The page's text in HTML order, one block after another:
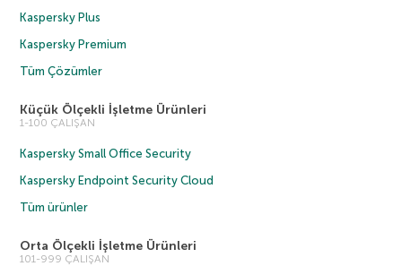
Kaspersky Plus
Kaspersky Premium
Tüm Çözümler
Küçük Ölçekli İşletme Ürünleri
1-100 ÇALIŞAN
Kaspersky Small Office Security
Kaspersky Endpoint Security Cloud
Tüm ürünler
Orta Ölçekli İşletme Ürünleri
101-999 ÇALIŞAN